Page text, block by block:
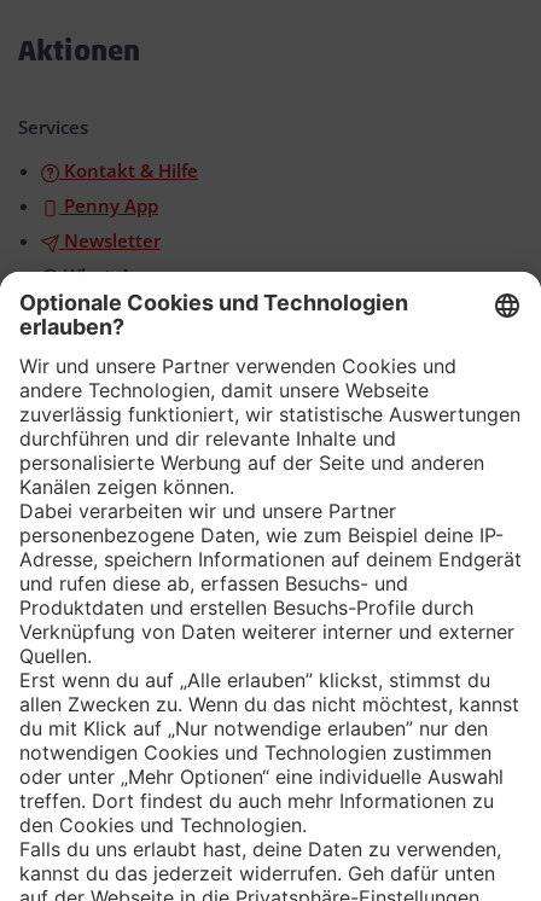
Aktionen
Services
Kontakt & Hilfe
Penny App
Newsletter
WhatsApp
App
Eishockey
Impressum